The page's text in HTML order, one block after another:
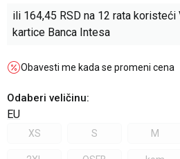
ili 164,45 RSD na 12 rata
kartice Banca Intesa
Obavesti me kada se promeni cena
Odaberi veličinu:
EU
XS
S M